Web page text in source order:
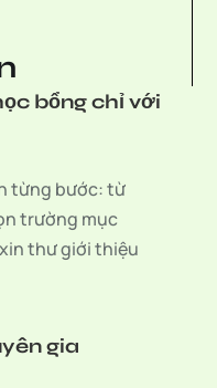
bổng chỉ với
từng bước: từ
trường mục
thư giới thiệu
gia